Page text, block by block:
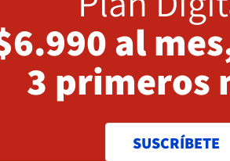
al
3 primeros
SUSCRÍBETE